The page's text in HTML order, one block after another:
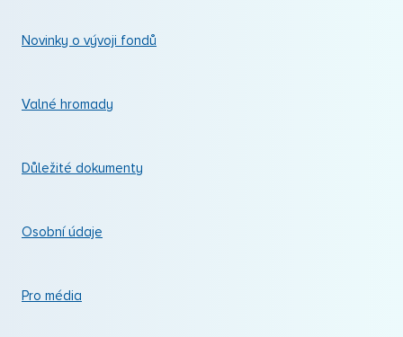
Novinky o vývoji fondů
Valné hromady
Důležité dokumenty
Osobní údaje
Pro média